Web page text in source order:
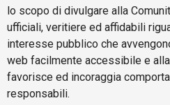
lo scopo di divulgare alla
ufficiali, veritiere ed affidabili
interesse pubblico che
web facilmente accessibile e
favorisce ed incoraggia
responsabili.